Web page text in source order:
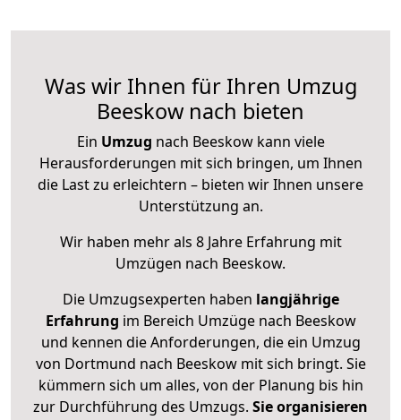
Was wir Ihnen für Ihren Umzug
Beeskow nach bieten
Ein Umzug nach Beeskow kann viele
Herausforderungen mit sich bringen, um Ihnen
die Last zu erleichtern – bieten wir Ihnen unsere
Unterstützung an.
Wir haben mehr als 8 Jahre Erfahrung mit
Umzügen nach Beeskow.
Die Umzugsexperten haben langjährige
Erfahrung im Bereich Umzüge nach Beeskow
und kennen die Anforderungen, die ein Umzug
von Dortmund nach Beeskow mit sich bringt. Sie
kümmern sich um alles, von der Planung bis hin
zur Durchführung des Umzugs. Sie organisieren